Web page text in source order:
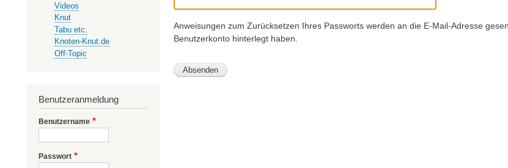
Anweisungen zum Zurücksetzen Ihres Passworts werden an die E-Mail-Adresse
Benutzerkonto hinterlegt haben.
Videos
Knut
Tabu etc.
Knoten-Knut.de
Off-Topic
Benutzeranmeldung
Benutzername
Passwort